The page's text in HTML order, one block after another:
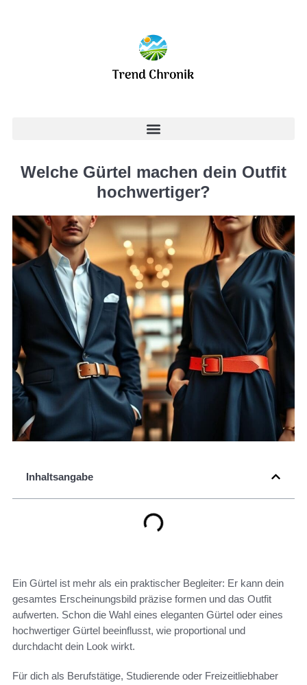
Welche Gürtel machen dein Outfit
hochwertiger?
Inhaltsangabe
Ein Gürtel ist mehr als ein praktischer Begleiter: Er kann dein
gesamtes Erscheinungsbild präzise formen und das Outfit
aufwerten. Schon die Wahl eines eleganten Gürtel oder eines
hochwertiger Gürtel beeinflusst, wie proportional und
durchdacht dein Look wirkt.
Für dich als Berufstätige, Studierende oder Freizeitliebhaber